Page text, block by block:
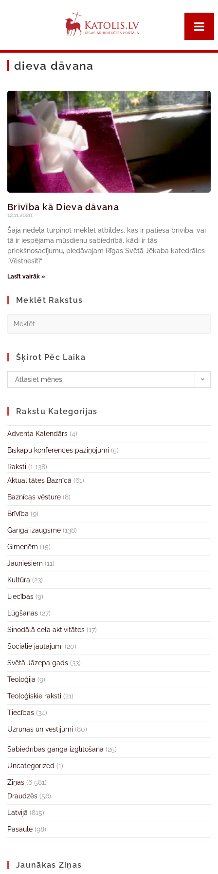
dieva dāvana
Brīvība kā Dieva dāvana
12.11.2020.
Šajā nedēļā turpinot meklēt atbildes, kas ir patiesa brīvība, vai
tā ir iespējama mūsdienu sabiedrībā, kādi ir tās
priekšnosacījumu, piedāvajam Rīgas Svētā Jēkaba katedrāles
„Vēstnesītī“
Lasīt vairāk »
Meklēt Rakstus
Šķirot Pēc Laika
Atlasiet mēnesi
Rakstu Kategorijas
Adventa Kalendārs (4)
Bīskapu konferences paziņojumi (5)
Raksti (1 138)
Aktualitātes Baznīcā (61)
Baznīcas vēsture (8)
Brīvība (9)
Garīgā izaugsme (138)
Ģimenēm (15)
Jauniešiem (11)
Kultūra (23)
Liecības (9)
Lūgšanas (27)
Sinodālā ceļa aktivitātes (17)
Sociālie jautājumi (20)
Svētā Jāzepa gads (33)
Teoloģija (9)
Teoloģiskie raksti (21)
Tiecības (34)
Uzrunas un vēstījumi (80)
Sabiedrības garīgā izglītošana (25)
Uncategorized (1)
Ziņas (6 581)
Draudzēs (56)
Latvijā (815)
Pasaulē (98)
Jaunākas Ziņas